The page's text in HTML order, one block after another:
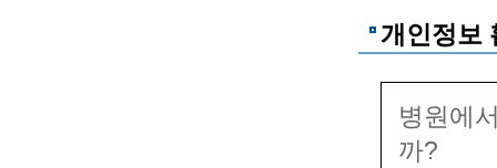
· 필수
: 홈페
봉사신
: 서비
글 등록
개인정보
병원에
까?